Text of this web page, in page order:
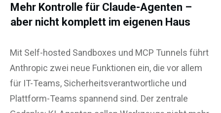
Mehr Kontrolle für Claude-Agenten –
aber nicht komplett im eigenen Haus
Mit Self-hosted Sandboxes und MCP Tunnels führt
Anthropic zwei neue Funktionen ein, die vor allem
für IT-Teams, Sicherheitsverantwortliche und
Plattform-Teams spannend sind. Der zentrale